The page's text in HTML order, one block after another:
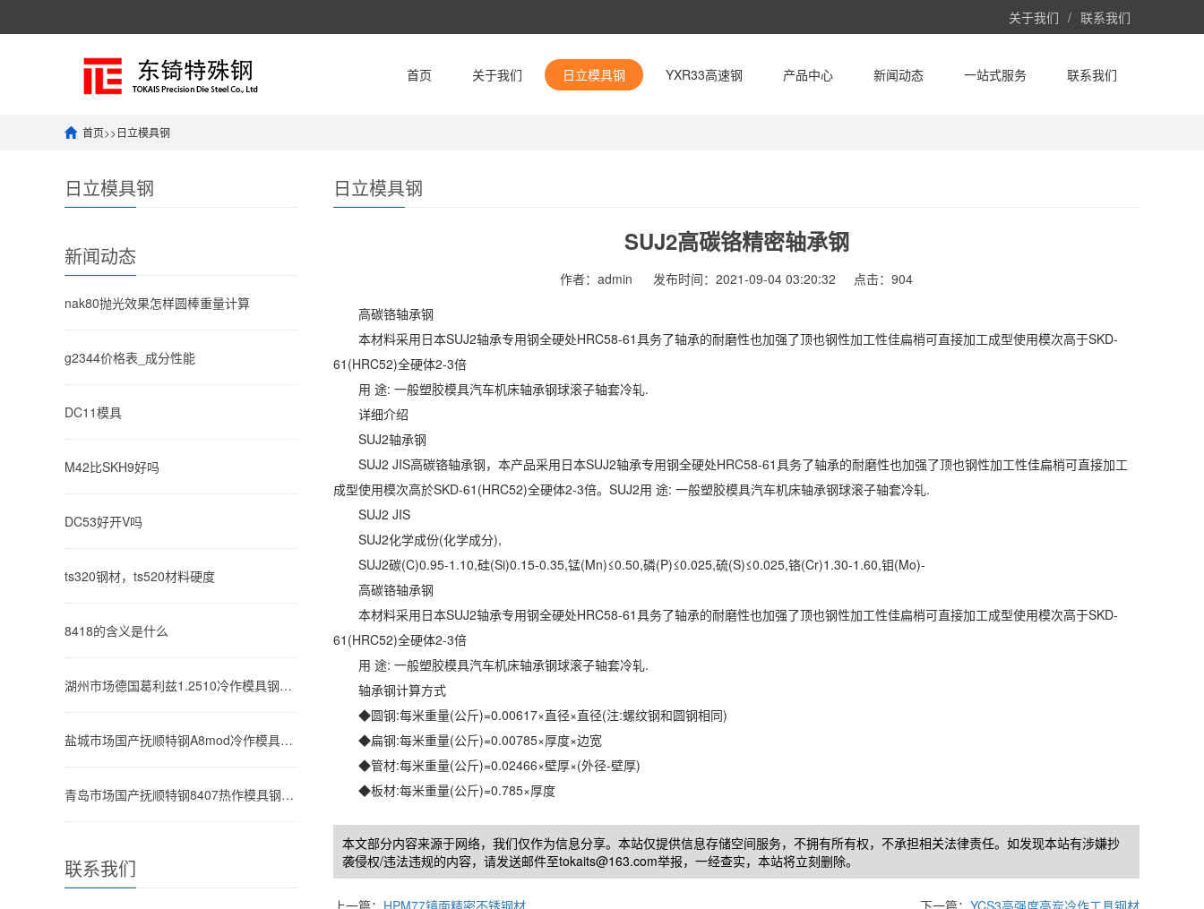
关于我们 / 联系我们
首页 关于我们 日立模具钢 YXR33高速钢 产品中心 新闻动态 一站式服务 联系我们
首页>>日立模具钢
日立模具钢
新闻动态
nak80抛光效果怎样圆棒重量计算
g2344价格表_成分性能
DC11模具
M42比SKH9好吗
DC53好开V吗
ts320钢材，ts520材料硬度
8418的含义是什么
湖州市场德国葛利兹1.2510冷作模具钢今日价格行情(2026-08-07)
盐城市场国产抚顺特钢A8mod冷作模具钢今日价格行情(2026-08-07)
青岛市场国产抚顺特钢8407热作模具钢今日价格行情(2026-08-07)
联系我们
日立模具钢
SUJ2高碳铬精密轴承钢
作者：admin 发布时间：2021-09-04 03:20:32
点击：904
高碳铬轴承钢
本材料采用日本SUJ2轴承专用钢全硬处HRC58-61具务了轴承的耐磨性也加强了顶也钢性加工性佳扁梢可直接加工成型使用模次高于SKD-
61(HRC52)全硬体2-3倍
用 途: 一般塑胶模具汽车机床轴承钢球滚子轴套冷轧.
详细介绍
SUJ2轴承钢
SUJ2 JIS高碳铬轴承钢，本产品采用日本SUJ2轴承专用钢全硬处HRC58-61具务了轴承的耐磨性也加强了顶也钢性加工性佳扁梢可直接加工
成型使用模次高於SKD-61(HRC52)全硬体2-3倍。SUJ2用 途: 一般塑胶模具汽车机床轴承钢球滚子轴套冷轧.
SUJ2 JIS
SUJ2化学成份(化学成分),
SUJ2碳(C)0.95-1.10,硅(Si)0.15-0.35,锰(Mn)≤0.50,磷(P)≤0.025,硫(S)≤0.025,铬(Cr)1.30-1.60,钼(Mo)-
高碳铬轴承钢
本材料采用日本SUJ2轴承专用钢全硬处HRC58-61具务了轴承的耐磨性也加强了顶也钢性加工性佳扁梢可直接加工成型使用模次高于SKD-
61(HRC52)全硬体2-3倍
用 途: 一般塑胶模具汽车机床轴承钢球滚子轴套冷轧.
轴承钢计算方式
◆圆钢:每米重量(公斤)=0.00617×直径×直径(注:螺纹钢和圆钢相同)
◆扁钢:每米重量(公斤)=0.00785×厚度×边宽
◆管材:每米重量(公斤)=0.02466×壁厚×(外径-壁厚)
◆板材:每米重量(公斤)=0.785×厚度
本文部分内容来源于网络，我们仅作为信息分享。本站仅提供信息存储空间服务，不拥有所有权，不承担相关法律责任。如发现本站有涉嫌抄
袭侵权/违法违规的内容，请发送邮件至tokaits@163.com举报，一经查实，本站将立刻删除。
上一篇： HPM77镜面精密不锈钢材 下一篇： YCS3高强度高炭冷作工具钢材